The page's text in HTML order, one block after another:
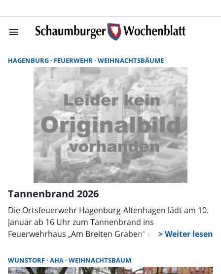
menu
HAGENBURG FEUERWEHR WEIHNACHTSBÄUME
Tannenbrand 2026
Die Ortsfeuerwehr Hagenburg-Altenhagen lädt am 10.
Januar ab 16 Uhr zum Tannenbrand ins
Feuerwehrhaus „Am Breiten Graben“ ein. Mit Indoor-
Tannenbäume wird der Jahresauftakt zum geselligen
Erlebnis.
WUNSTORF AHA WEIHNACHTSBAUM